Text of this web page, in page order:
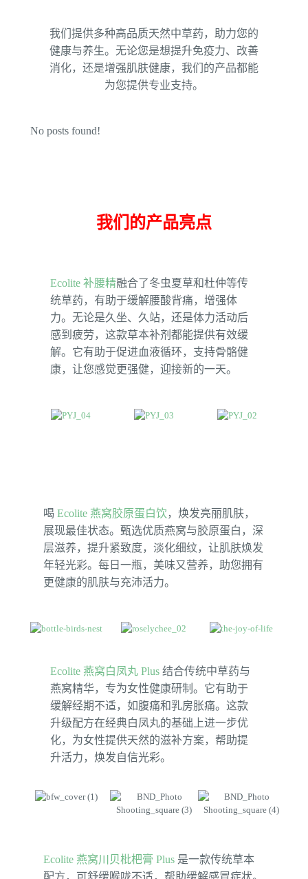
我们提供多种高品质天然中草药，助力您的
健康与养生。无论您是想提升免疫力、改善
消化，还是增强肌肤健康，我们的产品都能
为您提供专业支持。
No posts found!
我们的产品亮点
Ecolite 补腰精融合了冬虫夏草和杜仲等传
统草药，有助于缓解腰酸背痛，增强体
力。无论是久坐、久站，还是体力活动后
感到疲劳，这款草本补剂都能提供有效缓
解。它有助于促进血液循环，支持骨骼健
康，让您感觉更强健，迎接新的一天。
喝 Ecolite 燕窝胶原蛋白饮 ，焕发亮丽肌肤，
展现最佳状态。甄选优质燕窝与胶原蛋白，深
层滋养，提升紧致度，淡化细纹，让肌肤焕发
年轻光彩。每日一瓶，美味又营养，助您拥有
更健康的肌肤与充沛活力。
Ecolite 燕窝白凤丸 Plus 结合传统中草药与
燕窝精华，专为女性健康研制。它有助于
缓解经期不适，如腹痛和乳房胀痛。这款
升级配方在经典白凤丸的基础上进一步优
化，为女性提供天然的滋补方案，帮助提
升活力，焕发自信光彩。
Ecolite 燕窝川贝枇杷膏 Plus 是一款传统草本
配方，可舒缓喉咙不适，帮助缓解感冒症状。